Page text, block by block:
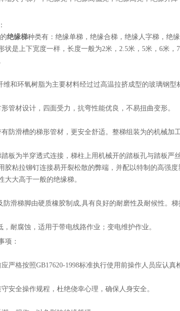
绝缘梯种类有：绝缘单梯，绝缘合梯，绝缘人字梯，绝
状是上下宽度一样，长度一般为2米，2.5米，5米，6米，
维和环氧树脂为主要材料经过过高温拉挤成型的玻璃钢型
管材设计，四面受力，抗弯性能优良，不易扭曲变形。
防滑槽的梯形管材，更安全舒适。整梯组装为的机械加
踏板为半穿透式连接，梯柱上用机械开的踏板孔与踏板
胶粘拉铆钉连接易开裂松散的弊端，并配以特制的高强
大大高于一般的绝缘梯。
防滑梯脚由硬质橡胶制成,具有良好的耐磨性及耐候性。梯
，耐腐蚀，适用于带电线路作业；变电维护作业。
项：
严格按照GB17620-1998标准执行使用前操作人员应认
安全操作规程，杜绝侥幸心理，确保人身安全。